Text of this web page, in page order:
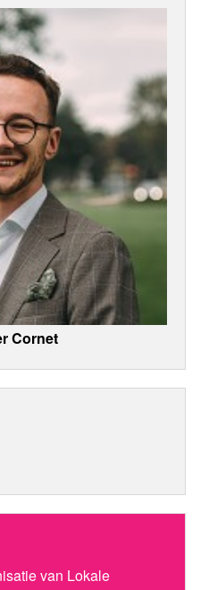
Cornet
van Lokale